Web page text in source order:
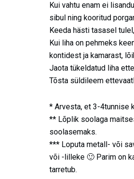
Kui vahtu enam ei
sibul ning kooritud
Keeda hästi tasasel
Kui liha on pehmeks
kontidest ja kamarast,
Jaota tükeldatud liha
Tõsta süldileem
* Arvesta, et 3-4tunnise
** Lõplik soolaga
soolasemaks.
*** Loputa metall- või
või -lilleke 🙂 Parim on
tarretub.